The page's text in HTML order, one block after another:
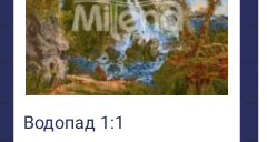
Водопад 1:1